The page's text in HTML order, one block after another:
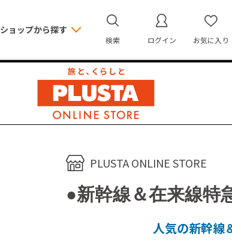
ショップから探す
検索 ログイン お気に入り
PLUSTA ONLINE STORE
●新幹線＆在来線
人気の新幹線